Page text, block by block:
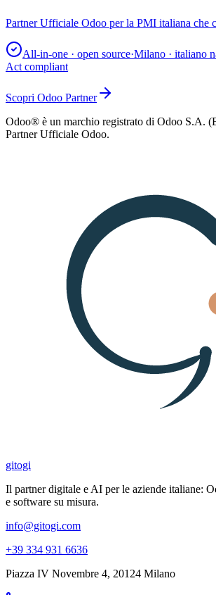
Partner Ufficiale Odoo per la PMI italiana che
All-in-one · open source·Milano · italiano
Act compliant
Scopri Odoo Partner
Odoo® è un marchio registrato di Odoo S.A.
Partner Ufficiale Odoo.
gitogi
Il partner digitale e AI per le aziende italiane:
e software su misura.
info@gitogi.com
+39 334 931 6636
Piazza IV Novembre 4, 20124 Milano